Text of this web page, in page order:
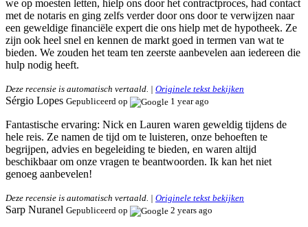
we op moesten letten, hielp ons door het contractproces, had contact
met de notaris en ging zelfs verder door ons door te verwijzen naar
een geweldige financiële expert die ons hielp met de hypotheek. Ze
zijn ook heel snel en kennen de markt goed in termen van wat te
bieden. We zouden het team ten zeerste aanbevelen aan iedereen die
hulp nodig heeft.
Deze recensie is automatisch vertaald. | Originele tekst bekijken
Sérgio Lopes Gepubliceerd op 1 year ago
Fantastische ervaring: Nick en Lauren waren geweldig tijdens de
hele reis. Ze namen de tijd om te luisteren, onze behoeften te
begrijpen, advies en begeleiding te bieden, en waren altijd
beschikbaar om onze vragen te beantwoorden. Ik kan het niet
genoeg aanbevelen!
Deze recensie is automatisch vertaald. | Originele tekst bekijken
Sarp Nuranel Gepubliceerd op 2 years ago